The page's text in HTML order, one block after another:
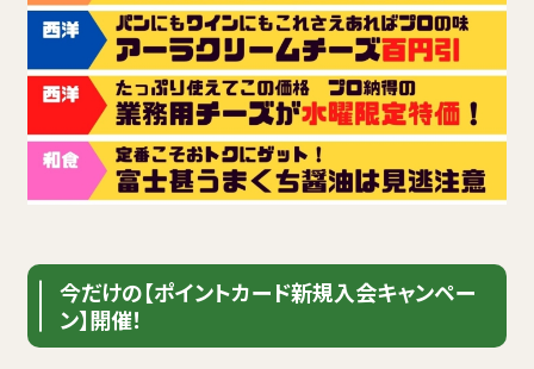
今だけの【ポイントカード新規入会キャンペー
ン】開催！